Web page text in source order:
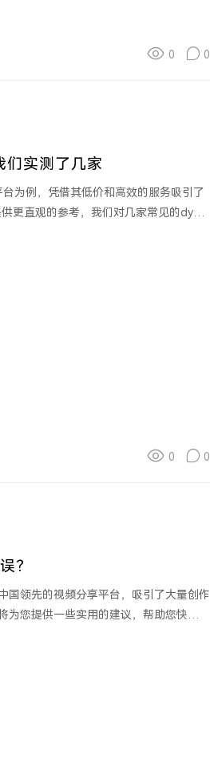
0 0
们实测了几家
为例，凭借其低价和高效的服务吸引了
更直观的参考，我们对几家常见的dy自
0 0
？
国领先的视频分享平台，吸引了大量创作
您提供一些实用的建议，帮助您快速上